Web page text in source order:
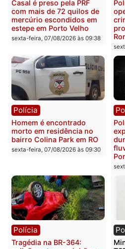
2 MILHÕES – Unnesa
apresenta documentos
que comprovam
transparência e legalidade
na operação alvo da PF
sexta-feira, 07/08/2026 às 12:24
Polícia
Casal é preso pela PRF
com mais de 72 quilos de
mercúrio escondidos em
estepe em Porto Velho
sexta-feira, 07/08/2026 às 09:38